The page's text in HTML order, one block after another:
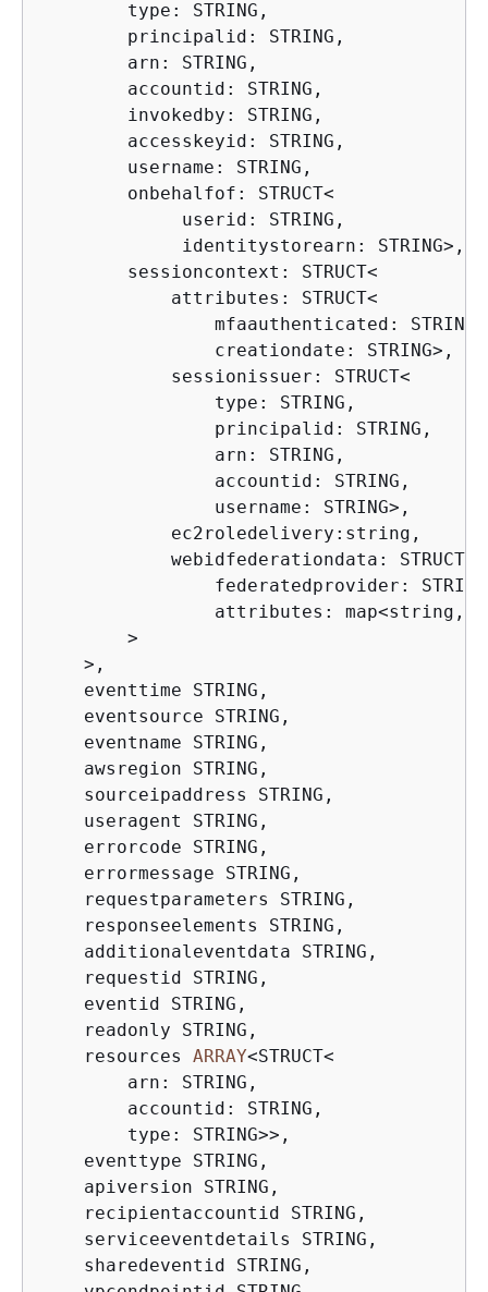
        type: STRING,
        principalid: STRING,
        arn: STRING,
        accountid: STRING,
        invokedby: STRING,
        accesskeyid: STRING,
        username: STRING,
        onbehalfof: STRUCT
<
             userid: STRING,
             identitystorearn: STRING
> ,
        sessioncontext: STRUCT
<
            attributes: STRUCT
<
                mfaauthenticated: STRING,
                creationdate: STRING
> ,
            sessionissuer: STRUCT
<
                type: STRING,
                principalid: STRING,
                arn: STRING,
                accountid: STRING,
                username: STRING
> ,
            ec2roledelivery:string,
            webidfederationdata: STRUCT
federatedprovider:
                attributes: map
<
>
> ,
    eventtime STRING,
    eventsource STRING,
    eventname STRING,
    awsregion STRING,
    sourceipaddress STRING,
    useragent STRING,
    errorcode STRING,
    errormessage STRING,
    requestparameters STRING,
    responseelements STRING,
    additionaleventdata STRING,
    requestid STRING,
    eventid STRING,
    readonly STRING,
    resources
ARRAY<STRUCT<
        arn: STRING,
        accountid: STRING,
        type: STRING
>> ,
    eventtype STRING,
    apiversion STRING,
    recipientaccountid STRING,
    serviceeventdetails STRING,
    sharedeventid STRING,